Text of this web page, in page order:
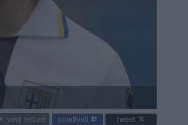
vedi letture condividi tweet